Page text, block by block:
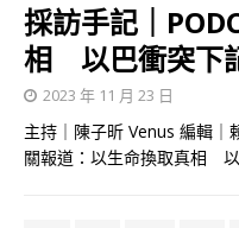
採訪手記｜
相 以巴衝突下
2023 年 11 月 23 日
主持｜陳子昕 Venus 編輯｜
關報道：以生命換取真相